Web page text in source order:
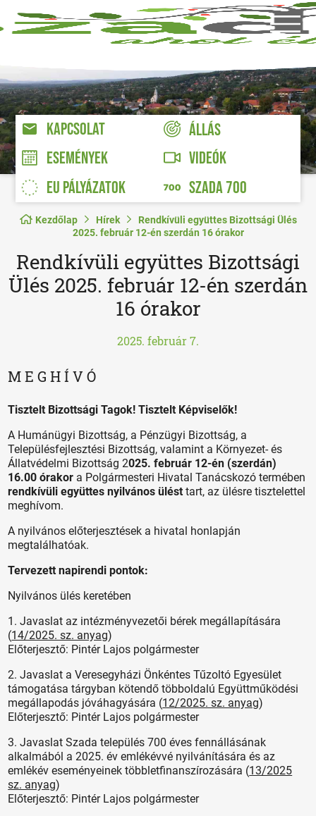
KAPCSOLAT
ÁLLÁS
ESEMÉNYEK
VIDEÓK
EU PÁLYÁZATOK
SZADA 700
Kezdőlap Hírek
Rendkívüli együttes Bizottsági Ülés
2025. február 12-én szerdán 16 órakor
Rendkívüli együttes Bizottsági
Ülés 2025. február 12-én szerdán
16 órakor
2025. február 7.
M E G H Í V Ó
Tisztelt Bizottsági Tagok! Tisztelt Képviselők!
A Humánügyi Bizottság, a Pénzügyi Bizottság, a
Településfejlesztési Bizottság, valamint a Környezet- és
Állatvédelmi Bizottság 2025. február 12-én (szerdán)
16.00 órakor a Polgármesteri Hivatal Tanácskozó termében
rendkívüli együttes nyilvános ülést tart, az ülésre tisztelettel
meghívom.
A nyilvános előterjesztések a hivatal honlapján
megtalálhatóak.
Tervezett napirendi pontok:
Nyilvános ülés keretében
1. Javaslat az intézményvezetői bérek megállapítására
(14/2025. sz. anyag)
Előterjesztő: Pintér Lajos polgármester
2. Javaslat a Veresegyházi Önkéntes Tűzoltó Egyesület
támogatása tárgyban kötendő többoldalú Együttműködési
megállapodás jóváhagyására (12/2025. sz. anyag)
Előterjesztő: Pintér Lajos polgármester
3. Javaslat Szada település 700 éves fennállásának
alkalmából a 2025. év emlékévvé nyilvánítására és az
emlékév eseményeinek többletfinanszírozására (13/2025
sz. anyag)
Előterjesztő: Pintér Lajos polgármester